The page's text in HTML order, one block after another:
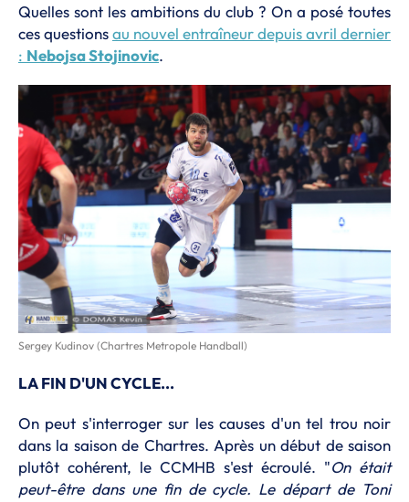
Quelles sont les ambitions du club ? On a posé toutes
ces questionsau nouvel entraîneur depuis avril dernier
: Nebojsa Stojinovic.
Sergey Kudinov (Chartres Metropole Handball)
LA FIN D'UN CYCLE...
On peut s'interroger sur les causes d'un tel trou noir
dans la saison de Chartres. Après un début de saison
plutôt cohérent, le CCMHB s'est écroulé. "On était
peut-être dans une fin de cycle. Le départ de Toni